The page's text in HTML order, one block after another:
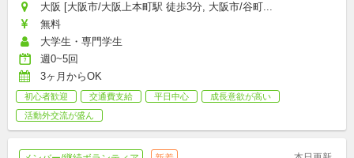
大阪 [大阪市/大阪上本町駅 徒歩3分, 大阪市/谷町...
無料
大学生・専門学生
週0~5回
3ヶ月からOK
初心者歓迎 交通費支給 平日中心
成長意欲が高い
活動外交流が盛ん